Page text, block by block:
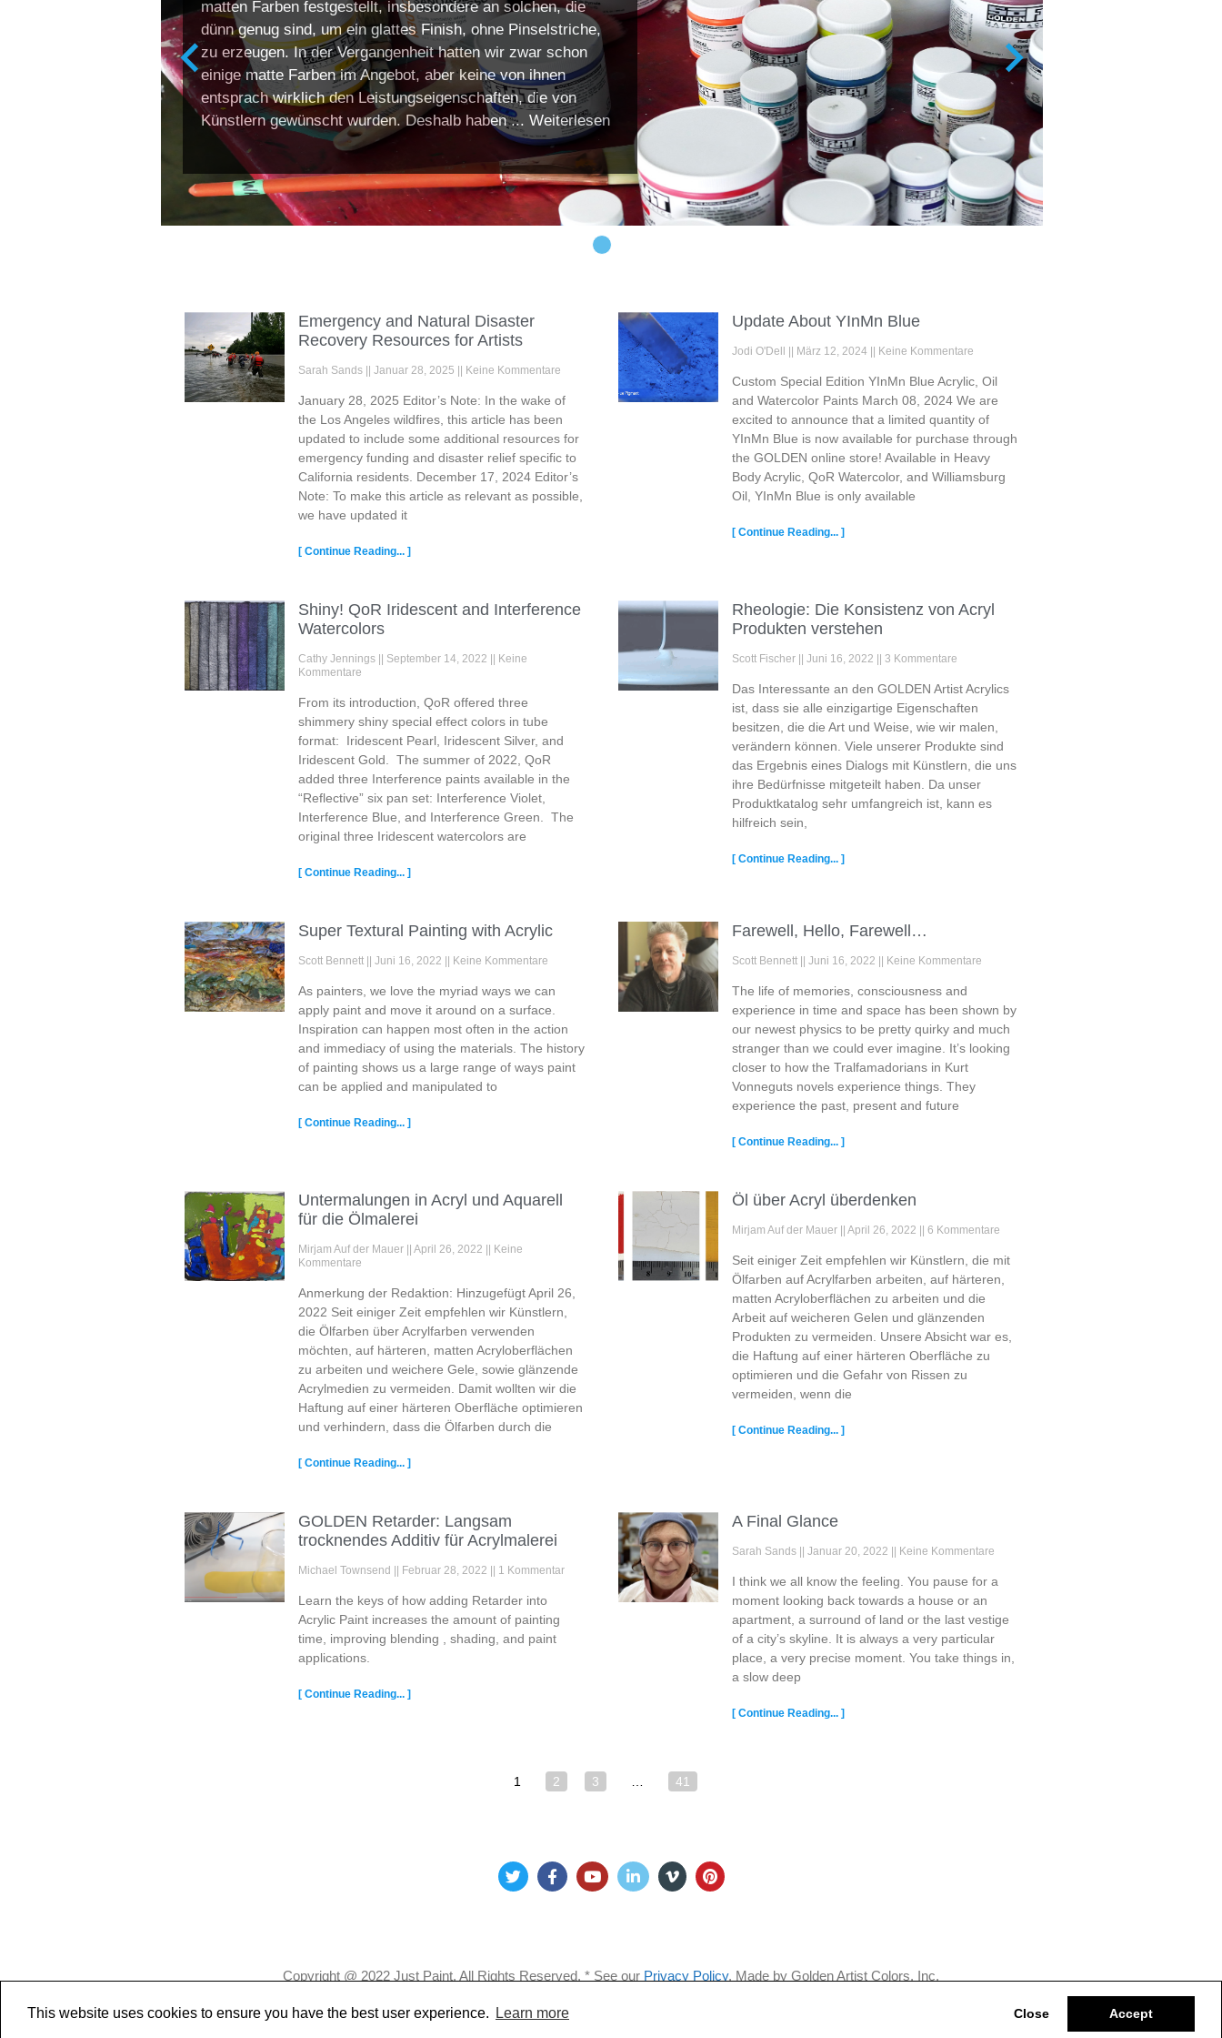
This website uses cookies to ensure you have the best user experience. Learn more Close Accept
matten Farben festgestellt, insbesondere an solchen, die
dünn genug sind, um ein glattes Finish, ohne Pinselstriche,
zu erzeugen. In der Vergangenheit hatten wir zwar schon
einige matte Farben im Angebot, aber keine von ihnen
entsprach wirklich den Leistungseigenschaften, die von
Künstlern gewünscht wurden. Deshalb haben ... Weiterlesen
Emergency and Natural Disaster
Recovery Resources for Artists
Sarah Sands Januar 28, 2025 Keine Kommentare
January 28, 2025 Editor’s Note: In the wake of
the Los Angeles wildfires, this article has been
updated to include some additional resources for
emergency funding and disaster relief specific to
California residents. December 17, 2024 Editor’s
Note: To make this article as relevant as possible,
we have updated it
[ Continue Reading... ]
Update About YInMn Blue
Jodi O'Dell März 12, 2024 Keine Kommentare
Custom Special Edition YInMn Blue Acrylic, Oil
and Watercolor Paints March 08, 2024 We are
excited to announce that a limited quantity of
YInMn Blue is now available for purchase through
the GOLDEN online store! Available in Heavy
Body Acrylic, QoR Watercolor, and Williamsburg
Oil, YInMn Blue is only available
[ Continue Reading... ]
Shiny! QoR Iridescent and Interference
Watercolors
Cathy Jennings September 14, 2022
Keine
Kommentare
From its introduction, QoR offered three
shimmery shiny special effect colors in tube
format: Iridescent Pearl, Iridescent Silver, and
Iridescent Gold. The summer of 2022, QoR
added three Interference paints available in the
“Reflective” six pan set: Interference Violet,
Interference Blue, and Interference Green. The
original three Iridescent watercolors are
[ Continue Reading... ]
Rheologie: Die Konsistenz von Acryl
Produkten verstehen
Scott Fischer Juni 16, 2022 3 Kommentare
Das Interessante an den GOLDEN Artist Acrylics
ist, dass sie alle einzigartige Eigenschaften
besitzen, die die Art und Weise, wie wir malen,
verändern können. Viele unserer Produkte sind
das Ergebnis eines Dialogs mit Künstlern, die uns
ihre Bedürfnisse mitgeteilt haben. Da unser
Produktkatalog sehr umfangreich ist, kann es
hilfreich sein,
[ Continue Reading... ]
Super Textural Painting with Acrylic
Scott Bennett Juni 16, 2022 Keine Kommentare
As painters, we love the myriad ways we can
apply paint and move it around on a surface.
Inspiration can happen most often in the action
and immediacy of using the materials. The history
of painting shows us a large range of ways paint
can be applied and manipulated to
[ Continue Reading... ]
Farewell, Hello, Farewell…
Scott Bennett Juni 16, 2022 Keine Kommentare
The life of memories, consciousness and
experience in time and space has been shown by
our newest physics to be pretty quirky and much
stranger than we could ever imagine. It’s looking
closer to how the Tralfamadorians in Kurt
Vonneguts novels experience things. They
experience the past, present and future
[ Continue Reading... ]
Untermalungen in Acryl und Aquarell
für die Ölmalerei
Mirjam Auf der Mauer April 26, 2022
Keine
Kommentare
Anmerkung der Redaktion: Hinzugefügt April 26,
2022 Seit einiger Zeit empfehlen wir Künstlern,
die Ölfarben über Acrylfarben verwenden
möchten, auf härteren, matten Acryloberflächen
zu arbeiten und weichere Gele, sowie glänzende
Acrylmedien zu vermeiden. Damit wollten wir die
Haftung auf einer härteren Oberfläche optimieren
und verhindern, dass die Ölfarben durch die
[ Continue Reading... ]
Öl über Acryl überdenken
Mirjam Auf der Mauer April 26, 2022 6 Kommentare
Seit einiger Zeit empfehlen wir Künstlern, die mit
Ölfarben auf Acrylfarben arbeiten, auf härteren,
matten Acryloberflächen zu arbeiten und die
Arbeit auf weicheren Gelen und glänzenden
Produkten zu vermeiden. Unsere Absicht war es,
die Haftung auf einer härteren Oberfläche zu
optimieren und die Gefahr von Rissen zu
vermeiden, wenn die
[ Continue Reading... ]
GOLDEN Retarder: Langsam
trocknendes Additiv für Acrylmalerei
Michael Townsend Februar 28, 2022 1 Kommentar
Learn the keys of how adding Retarder into
Acrylic Paint increases the amount of painting
time, improving blending , shading, and paint
applications.
[ Continue Reading... ]
A Final Glance
Sarah Sands Januar 20, 2022 Keine Kommentare
I think we all know the feeling. You pause for a
moment looking back towards a house or an
apartment, a surround of land or the last vestige
of a city’s skyline. It is always a very particular
place, a very precise moment. You take things in,
a slow deep
[ Continue Reading... ]
1 2 3 41
Copyright @ 2022 Just Paint. All Rights Reserved. * See our Privacy Policy. Made by Golden Artist Colors, Inc.